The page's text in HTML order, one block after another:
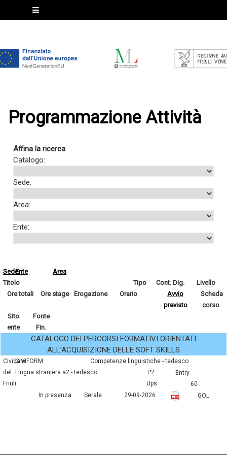
Programmazione Attività
Affina la ricerca
Catalogo:
Sede:
Area:
Ente:
SedeEnte
Area
Titolo
Tipo Cont. Dig.
Livello
Ore totali
Ore stage Erogazione Orario
Avvio
previsto
Scheda
corso
Sito
ente
Fonte
Fin.
CATALOGO DEI PERCORSI FORMATIVI ORIENTATI
ALL’ACQUISIZIONE DELLE SOFT SKILLS
Cividale
del
Friuli
CIVIFORM
competenze linguistiche - tedesco
lingua straniera a2 - tedesco
P2:
Ups
entry
60
In presenza
Serale 29-09-2026 GOL